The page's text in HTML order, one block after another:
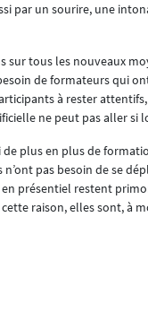
par un sourire, une
sur tous les nouveaux
de formateurs qui
à rester
ne peut pas aller si
plus en plus de
pas besoin de se
présentiel restent
raison, elles sont, à